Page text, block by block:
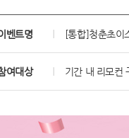
벤트명 [통합]청춘초이
여대상 기간 내 리모컨